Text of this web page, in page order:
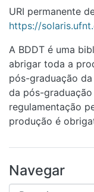
URI permanente
https://
A BDDT é uma
abrigar toda a
pós-graduação
da pós-
regulamentação
produção é
Navegar